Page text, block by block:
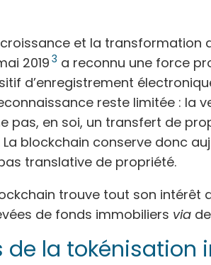
et la transformation
2019 3 a reconnu une force
d’enregistrement
reste limitée : la
pas, en soi, un transfert de
blockchain conserve donc
translative de propriété.
trouve tout son intérêt
de fonds immobiliers via
de la tokénisation